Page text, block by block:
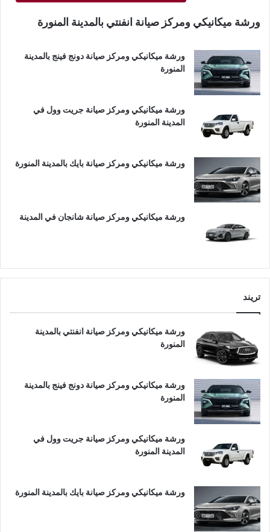
ورشة ميكانيكي ومركز صيانة انفنتي بالمدينة المنورة
ورشة ميكانيكي ومركز صيانة دونج فينج بالمدينة
المنورة
ورشة ميكانيكي ومركز صيانة جريت وول في
المدينة المنورة
ورشة ميكانيكي ومركز صيانة بايك بالمدينة المنورة
ورشة ميكانيكي ومركز صيانة شانجان في المدينة
تريند
ورشة ميكانيكي ومركز صيانة انفنتي بالمدينة
المنورة
ورشة ميكانيكي ومركز صيانة دونج فينج بالمدينة
المنورة
ورشة ميكانيكي ومركز صيانة جريت وول في
المدينة المنورة
ورشة ميكانيكي ومركز صيانة بايك بالمدينة المنورة